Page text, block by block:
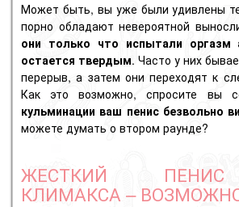
Может быть, вы уже были удивлены
порно обладают невероятной
они только что испытали оргазм
остается твердым. Часто у них
перерыв, а затем они переходят к
Как это возможно, спросите вы
кульминации ваш пенис безвольно
можете думать о втором раунде?
ЖЕСТКИЙ
КЛИМАКСА –